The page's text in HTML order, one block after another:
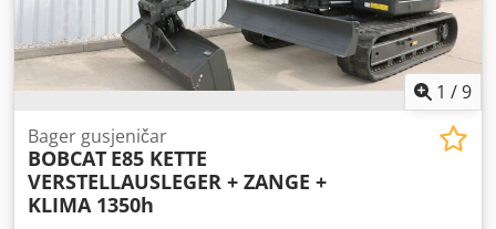
1 /9
Bager gusjeničar
BOBCAT E85 KETTE
VERSTELLAUSLEGER + ZANGE +
KLIMA 1350h